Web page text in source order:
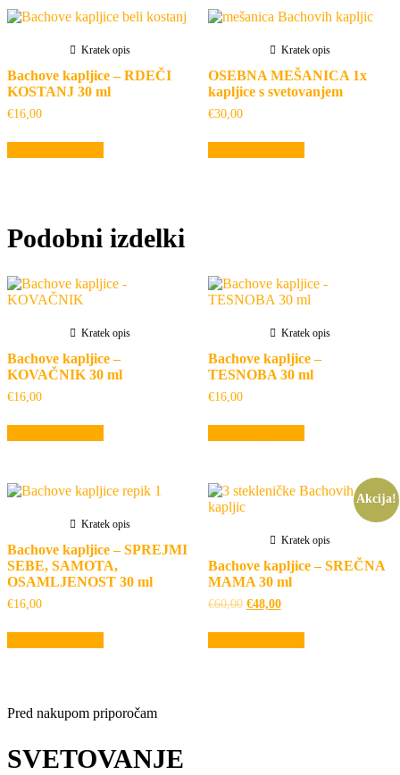
Kratek opis
Bachove kapljice – RDEČI
KOSTANJ 30 ml
€16,00
Kratek opis
OSEBNA MEŠANICA 1x
kapljice s svetovanjem
€30,00
Podobni izdelki
Kratek opis
Bachove kapljice –
KOVAČNIK 30 ml
€16,00
Kratek opis
Bachove kapljice –
TESNOBA 30 ml
€16,00
Kratek opis
Bachove kapljice – SPREJMI
SEBE, SAMOTA,
OSAMLJENOST 30 ml
€16,00
Akcija!
Kratek opis
Bachove kapljice – SREČNA
MAMA 30 ml
€60,00 Izvirna
je
bila:
€48,00Trenutna
je:
€48,00.
Pred nakupom priporočam
SVETOVANJE